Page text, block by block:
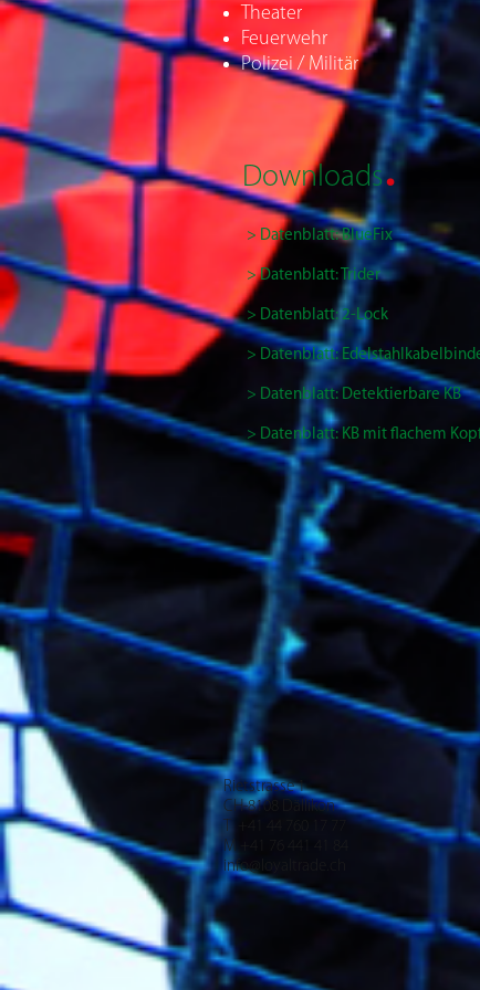
Theater
Feuerwehr
Polizei / Militär
Downloads.
> Datenblatt: BlueFix
> Datenblatt: Trider
> Datenblatt: 2-Lock
> Datenblatt:
> Datenblatt: Detektierbare KB
> Datenblatt: KB mit flachem
Rietstrasse 1
CH-8108 Dällikon
M +41 76 441 41 84
info@loyaltrade.ch